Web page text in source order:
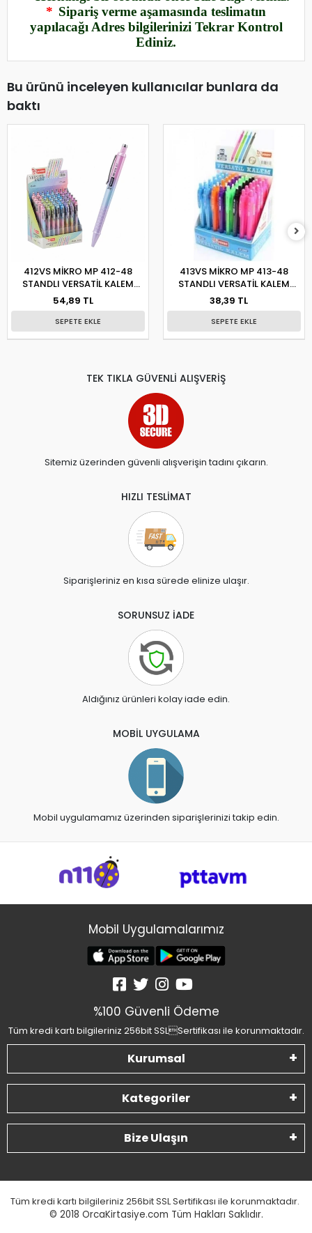
* Sipariş verme aşamasında teslimatın
yapılacağı Adres bilgilerinizi Tekrar Kontrol
Ediniz.
Bu ürünü inceleyen kullanıcılar bunlara da
baktı
412VS MİKRO MP 412-48
STANDLI VERSATİL KALEM
0,7MM
54,89 TL
SEPETE EKLE
413VS MİKRO MP 413-48
STANDLI VERSATİL KALEM
0,7MM
38,39 TL
SEPETE EKLE
TEK TIKLA GÜVENLİ ALIŞVERİŞ
Sitemiz üzerinden güvenli alışverişin tadını çıkarın.
HIZLI TESLİMAT
Siparişleriniz en kısa sürede elinize ulaşır.
SORUNSUZ İADE
Aldığınız ürünleri kolay iade edin.
MOBİL UYGULAMA
Mobil uygulamamız üzerinden siparişlerinizi takip edin.
Mobil Uygulamalarımız
%100 Güvenli Ödeme
Tüm kredi kartı bilgileriniz 256bit SSLSertifikası ile korunmaktadır.
Kurumsal
Kategoriler
Bize Ulaşın
Tüm kredi kartı bilgileriniz 256bit SSL Sertifikası ile korunmaktadır.
© 2018 OrcaKirtasiye.com Tüm Hakları Saklıdır.